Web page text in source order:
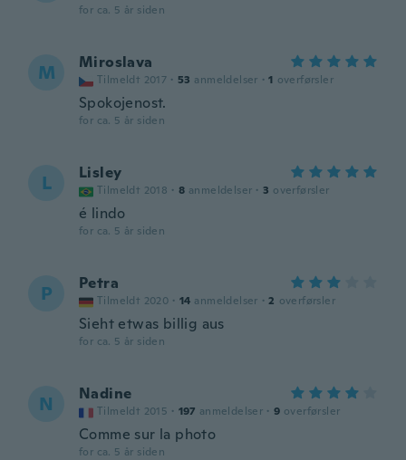
for ca. 5 år siden
M Miroslava
Tilmeldt 2017 · 53 anmeldelser · 1 overførsler
Spokojenost.
for ca. 5 år siden
L Lisley
Tilmeldt 2018 · 8 anmeldelser · 3 overførsler
é lindo
for ca. 5 år siden
P Petra
Tilmeldt 2020 · 14 anmeldelser · 2 overførsler
Sieht etwas billig aus
for ca. 5 år siden
N Nadine
Tilmeldt 2015 · 197 anmeldelser · 9 overførsler
Comme sur la photo
for ca. 5 år siden